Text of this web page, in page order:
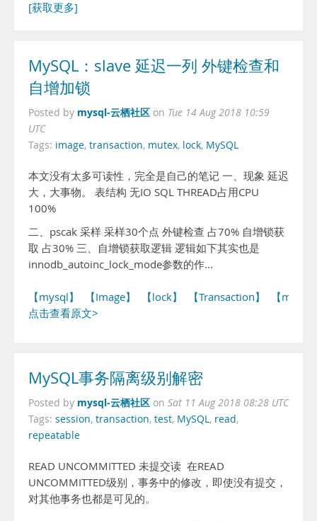
[获取更多]
MySQL：slave 延迟一列 外键检查和
自增加锁
Posted by mysql-云栖社区 on Tue 14 Aug 2018 10:59
UTC
Tags: image, transaction, mutex, lock, MySQL
本文没有太多可读性，完全是自己的笔记 一、现象 延迟
大，大事物。 表结构 无IO SQL THREAD占用CPU
100%
二、pscak 采样 采样30个点 外键检查 占70% 自增锁获
取 占30% 三、自增锁获取逻辑 逻辑如下其实也是
innodb_autoinc_lock_mode参数的作...
【mysql】 【Image】 【lock】 【Transaction】
【mutex
点击查看原文>
MySQL事务隔离级别解密
Posted by mysql-云栖社区 on Sat 11 Aug 2018 08:28 UTC
Tags: session, transaction, test, MySQL, read,
repeatable
READ UNCOMMITTED 未提交读 在READ
UNCOMMITTED级别，事务中的修改，即使没有提交，
对其他事务也都是可见的。